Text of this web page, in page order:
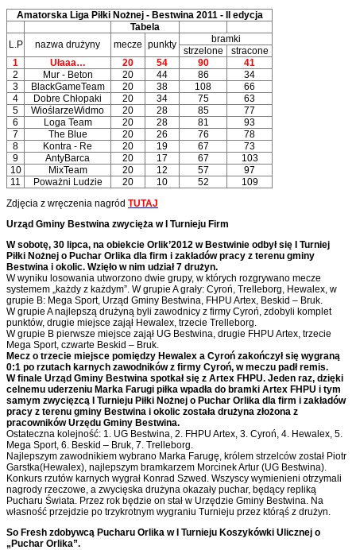
Amatorska Liga Piłki Nożnej - Bestwina 2011 - II edycja
Tabela
L.P
nazwa drużyny mecze punkty
bramki
strzelone
stracone
1
Ułaaa… 20 54 90
41
2
Mur - Beton 20 44 86
34
3
BlackGameTeam 20 38 108
66
4
Dobre Chłopaki 20 34 75
63
5
WioślarzeWidmo 20 28 85
77
6
Loga Team 20 28 81
93
7
The Blue 20 26 76
78
8
Kontra - Re 20 19 67
73
9
AntyBarca 20 17 67
103
10
MixTeam 20 12 57
97
11
Poważni Ludzie 20 10 52
109
Zdjęcia z wręczenia nagród TUTAJ
Urząd Gminy Bestwina zwycięża w I Turnieju Firm
W sobotę, 30 lipca, na obiekcie Orlik’2012 w Bestwinie odbył się I Turniej
Piłki Nożnej o Puchar Orlika dla firm i zakładów pracy z terenu gminy
Bestwina i okolic. Wzięło w nim udział 7 drużyn.
W wyniku losowania utworzono dwie grupy, w których rozgrywano mecze
systemem „każdy z każdym”. W grupie A grały: Cyroń, Trelleborg, Hewalex, w
grupie B: Mega Sport, Urząd Gminy Bestwina, FHPU Artex, Beskid – Bruk.
W grupie A najlepszą drużyną byli zawodnicy z firmy Cyroń, zdobyli komplet
punktów, drugie miejsce zajął Hewalex, trzecie Trelleborg.
W grupie B pierwsze miejsce zajął UG Bestwina, drugie FHPU Artex, trzecie
Mega Sport, czwarte Beskid – Bruk.
Mecz o trzecie miejsce pomiędzy Hewalex a Cyroń zakończył się wygraną
0:1 po rzutach karnych zawodników z firmy Cyroń, w meczu padł remis.
W finale Urząd Gminy Bestwina spotkał się z Artex FHPU. Jeden raz, dzięki
celnemu uderzeniu Marka Farugi piłka wpadła do bramki Artex FHPU i tym
samym zwycięzcą I Turnieju Piłki Nożnej o Puchar Orlika dla firm i zakładów
pracy z terenu gminy Bestwina i okolic została drużyna złożona z
pracowników Urzędu Gminy Bestwina.
Ostateczna kolejność: 1. UG Bestwina, 2. FHPU Artex, 3. Cyroń, 4. Hewalex, 5.
Mega Sport, 6. Beskid – Bruk, 7. Trelleborg.
Najlepszym zawodnikiem wybrano Marka Farugę, królem strzelców został Piotr
Garstka(Hewalex), najlepszym bramkarzem Morcinek Artur (UG Bestwina).
Konkurs rzutów karnych wygrał Konrad Szwed. Wszyscy wymienieni otrzymali
nagrody rzeczowe, a zwycięska drużyna okazały puchar, będący repliką
Pucharu Świata. Przez rok będzie on stał w Urzędzie Gminy Bestwina. Na
własność przejdzie po trzykrotnym wygraniu Turnieju przez którąś z drużyn.
So Fresh zdobywcą Pucharu Orlika wI Turnieju Koszykówki Ulicznej o
„Puchar Orlika”.